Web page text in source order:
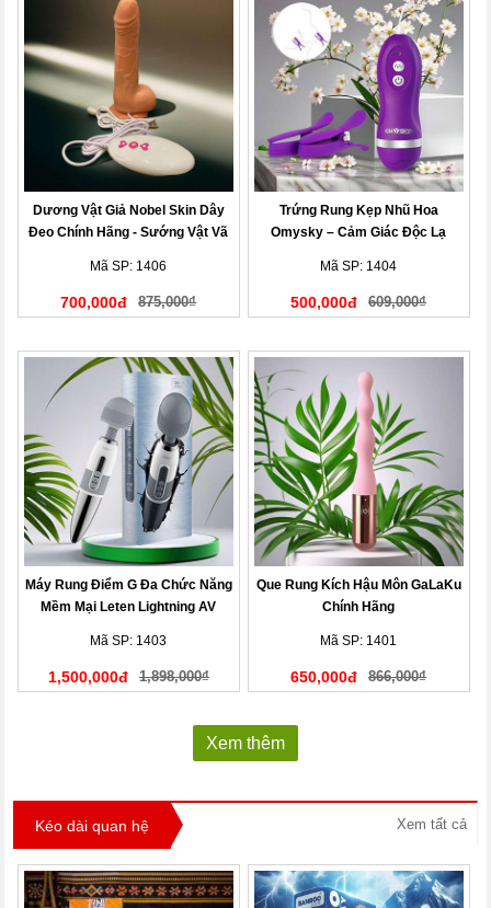
Dương Vật Giả Nobel Skin Dây
Đeo Chính Hãng - Sướng Vật Vã
Mã SP: 1406
700,000đ 875,000₫
Trứng Rung Kẹp Nhũ Hoa
Omysky – Cảm Giác Độc Lạ
Mã SP: 1404
500,000đ 609,000₫
Máy Rung Điểm G Đa Chức Năng
Mềm Mại Leten Lightning AV
Mã SP: 1403
1,500,000đ 1,898,000₫
Que Rung Kích Hậu Môn GaLaKu
Chính Hãng
Mã SP: 1401
650,000đ 866,000₫
Xem thêm
Kéo dài quan hệ Xem tất cả